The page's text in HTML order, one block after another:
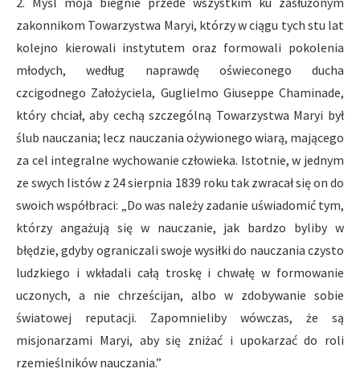
zakonnikom Towarzystwa Maryi, którzy w ciągu tych stu lat
kolejno kierowali instytutem oraz formowali pokolenia
młodych, według naprawdę oświeconego ducha
czcigodnego Założyciela, Guglielmo Giuseppe Chaminade,
który chciał, aby cechą szczególną Towarzystwa Maryi był
ślub nauczania; lecz nauczania ożywionego wiarą, mającego
za cel integralne wychowanie człowieka. Istotnie, w jednym
ze swych listów z 24 sierpnia 1839 roku tak zwracał się on do
swoich współbraci: „Do was należy zadanie uświadomić tym,
którzy angażują się w nauczanie, jak bardzo byliby w
błędzie, gdyby ograniczali swoje wysiłki do nauczania czysto
ludzkiego i wkładali całą troskę i chwałę w formowanie
uczonych, a nie chrześcijan, albo w zdobywanie sobie
światowej reputacji. Zapomnieliby wówczas, że są
misjonarzami Maryi, aby się zniżać i upokarzać do roli
rzemieślników nauczania.”